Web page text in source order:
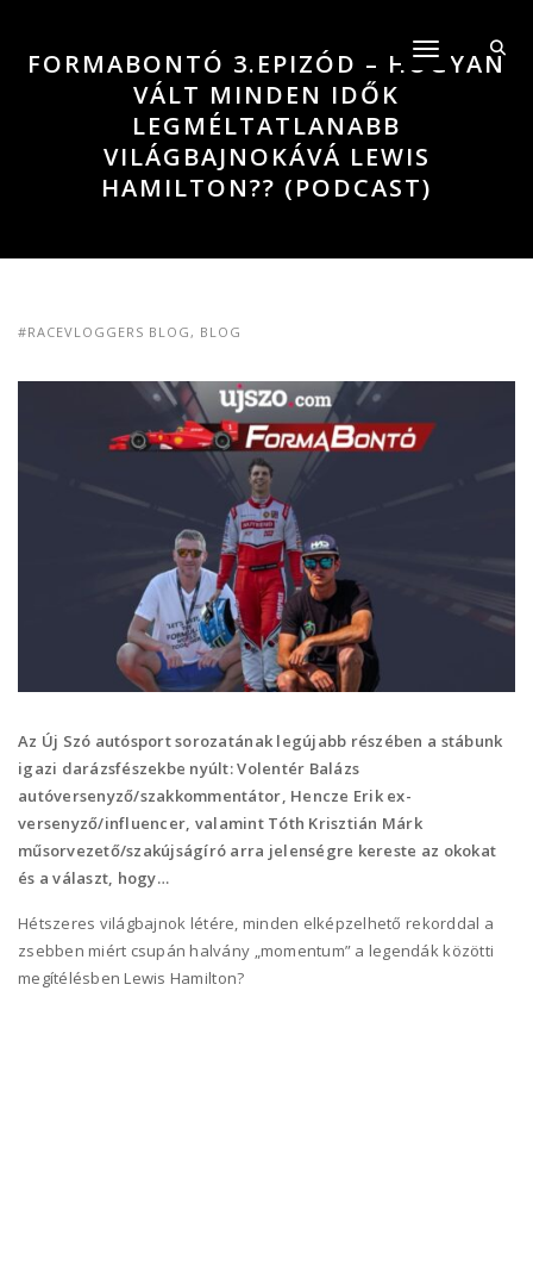
Toggle
FORMABONTÓ 3.EPIZÓD – HOGYAN
VÁLT MINDEN IDŐK
LEGMÉLTATLANABB
VILÁGBAJNOKÁVÁ LEWIS
HAMILTON?? (PODCAST)
#RACEVLOGGERS BLOG, BLOG
Az Új Szó autósport sorozatának legújabb részében a stábunk
igazi darázsfészekbe nyúlt: Volentér Balázs
autóversenyző/szakkommentátor, Hencze Erik ex-
versenyző/influencer, valamint Tóth Krisztián Márk
műsorvezető/szakújságíró arra jelenségre kereste az okokat
és a választ, hogy…
Hétszeres világbajnok létére, minden elképzelhető rekorddal a
zsebben miért csupán halvány „momentum” a legendák közötti
megítélésben Lewis Hamilton?